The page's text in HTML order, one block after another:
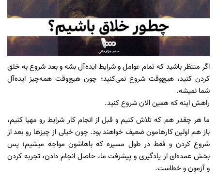
اگر منتظر باشید که تمام عوامل و شرایط ایده‌آل بشه و بعد شروع به خلق
کردن کنید، هیچ‌وقت شروع نمی‌کنید؛ چون هیچ‌وقت همه‌چیز ایده‌آل
شما نمیشه.
راهش اینه که همین الان شروع کنید.
ما هر چقدر هم که تلاش کنیم و قبل از انجام کار شرایط رو مهیا کنیم،
باز هم اولین کارهامون ضعیف خواهند بود. چون خیلی از چیزها رو بعد از
شروع کردن و فقط در طول مسیره که باهاشون مواجه میشیم؛ پس
بخش عمده‌ای از یادگیری و پیشرفت ما، حاصل انجام دادن، تجربه کردن
و آزمون و خطاست.